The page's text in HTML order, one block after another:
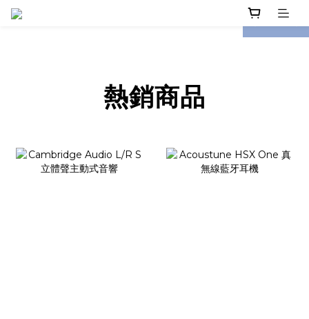
prev next
熱銷商品